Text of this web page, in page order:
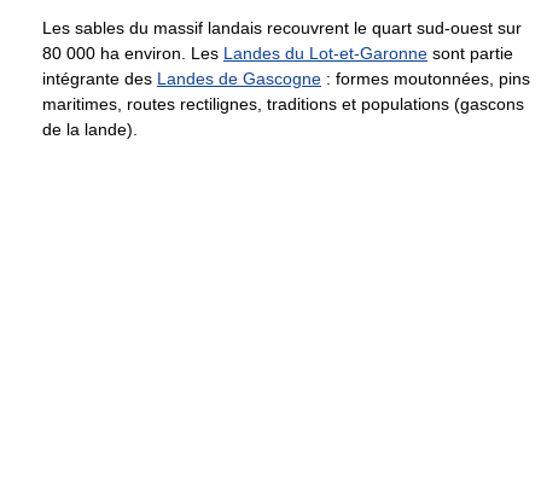
Les sables du massif landais recouvrent le quart sud-ouest sur
80 000 ha environ. Les Landes du Lot-et-Garonne sont partie
intégrante des Landes de Gascogne : formes moutonnées, pins
maritimes, routes rectilignes, traditions et populations (gascons
de la lande).